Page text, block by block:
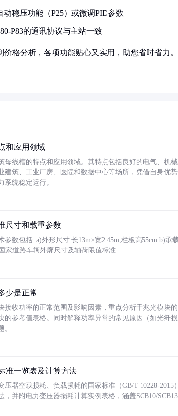
动稳压功能（P25）或微调PID参数
P83的通讯协议与主站一致
价格分析，各项功能贴心又实用，助您省时省力
和应用领域
母线槽的特点和应用领域。其特点包括良好的电气、机
建筑、工业厂房、医院和数据中心等场所，凭借自身优
系统稳定运行。
尺寸和载重参数
参数包括: a)外形尺寸:长13m×宽2.45m,栏板高55cm b)承
家道路车辆外廓尺寸及轴荷限值标准
少是正常
接收功率的正常范围及影响因素，重点分析千兆光模块
的参考值表格。同时解释功率异常的常见原因（如光纤
。
准一览表及计算方法
压器空载损耗、负载损耗的国家标准（GB/T 10228-
，并附电力变压器损耗计算实例表格，涵盖SCB10/